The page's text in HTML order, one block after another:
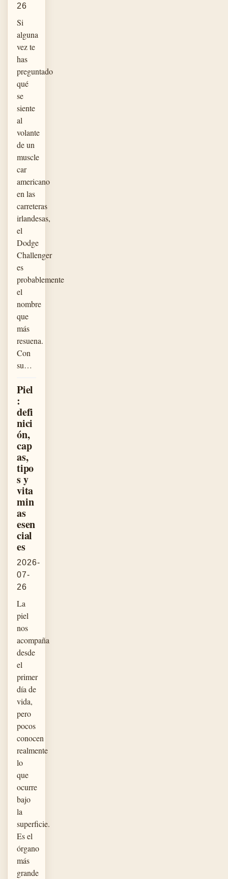
26
Si
alguna
vez te
has
preguntado
qué
se
siente
al
volante
de un
muscle
car
americano
en las
carreteras
irlandesas,
el
Dodge
Challenger
es
probablemente
el
nombre
que
más
resuena.
Con
su…
Piel
:
defi
nici
ón,
cap
as,
tipo
s y
vita
min
as
esen
cial
es
2026-
07-
26
La
piel
nos
acompaña
desde
el
primer
día de
vida,
pero
pocos
conocen
realmente
lo
que
ocurre
bajo
la
superficie.
Es el
órgano
más
grande